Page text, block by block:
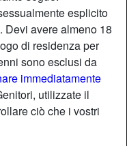
esplicito
Devi avere almeno 18
di residenza per
sono esclusi da
immediatamente
utilizzate il
ciò che i vostri